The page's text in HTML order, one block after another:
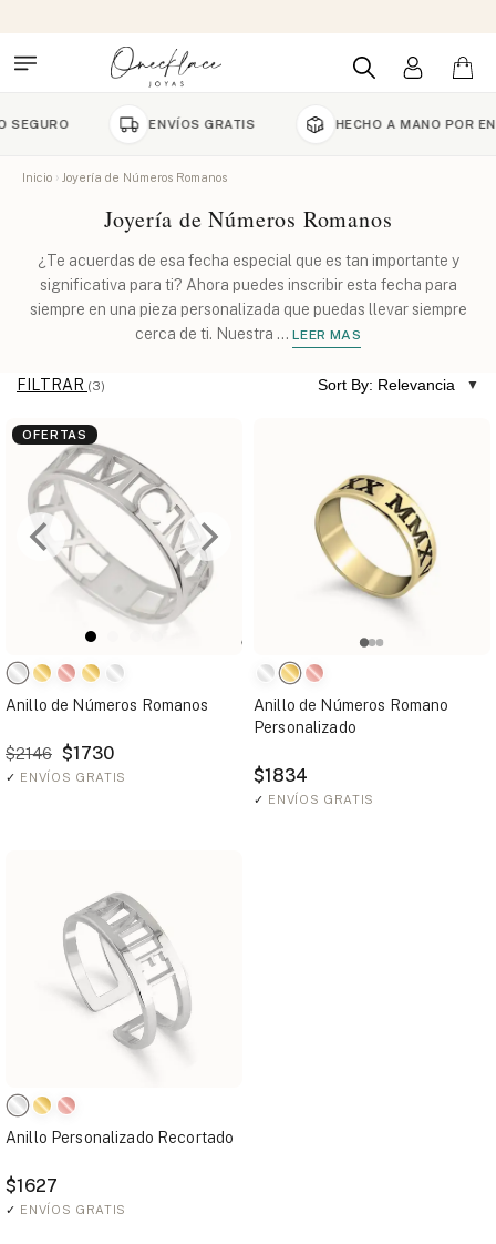
ENVÍOS GRATIS HECHO A MANO POR
Inicio Joyería de Números Romanos
Joyería de Números Romanos
¿Te acuerdas de esa fecha especial que es tan importante y
significativa para ti? Ahora puedes inscribir esta fecha para
siempre en una pieza personalizada que puedas llevar siempre
cerca de ti. Nuestra ... LEER MAS
FILTRAR (3) Sort By: Relevancia
OFERTAS
Anillo de Números Romanos
$2146 $1730
✓ ENVÍOS GRATIS
Anillo de Números Romano
Personalizado
$1834
✓ ENVÍOS GRATIS
Anillo Personalizado Recortado
$1627
✓ ENVÍOS GRATIS